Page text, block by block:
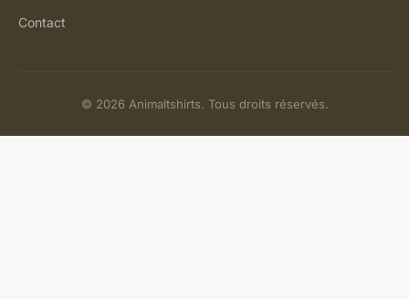
Contact
© 2026 Animaltshirts. Tous droits réservés.